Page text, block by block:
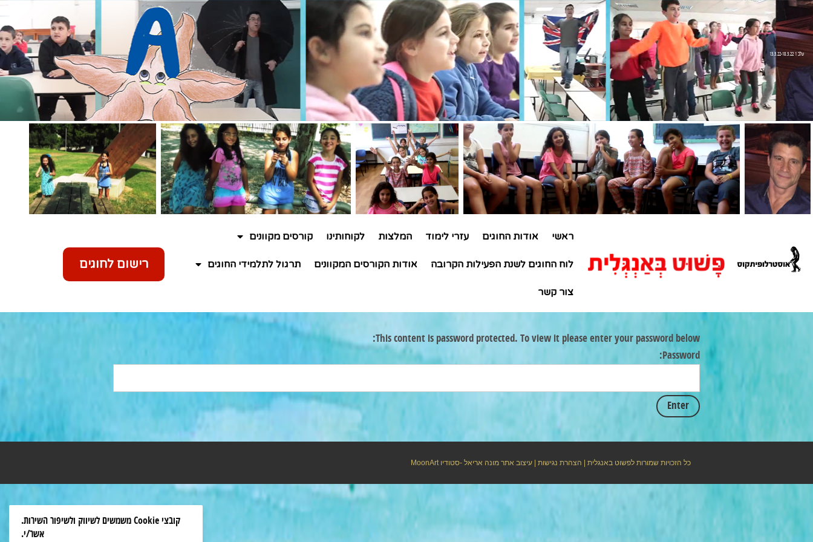
שלב 1 13.3.22-18.3.22
ראשי אודות החוגים עזרי לימוד המלצות לקוחותינו קורסים מקוונים
לוח החוגים לשנת הפעילות הקרובה אודות הקורסים המקוונים תרגול לתלמידי החוגים
צור קשר
רישום לחוגים
This content is password protected. To view it please enter your password below:
Password:
כל הזכויות שמורות לפשוט באנגלית | הצהרת נגישות | עיצוב אתר מונה אריאל -סטודיוMoonArt
קובצי Cookie משמשים לשיווק ולשיפור השירות.
אשר/י.